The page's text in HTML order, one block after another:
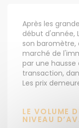
Après les
début d'année,
son baromètre,
marché de
par une hausse
transaction,
Les prix
LE VOLUME
NIVEAU